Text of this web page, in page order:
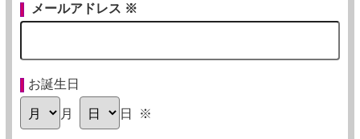
メールアドレス ※
お誕生日
月 日 ※